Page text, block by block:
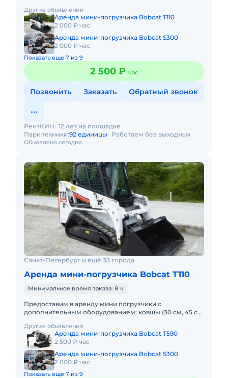
Минимальный заказ спецт
Другие объявления
Аренда мини-погрузчика Bobcat T110
2 000 ₽ час
Аренда мини-погрузчика Bobcat S300
2 000 ₽ час
Показать еще 7 из 9
2 500 ₽ час
Позвонить Заказать Обратный звонок
Обновлено сегодня
РентКИН 12 лет на площадке
Парк техники:92 единицы Работаем без выходных
Санкт-Петербург и ещё 33 города
Аренда мини-погрузчика Bobcat T110
Минимальное время заказа: 8 ч.
Предоставим в аренду мини погрузчики с
дополнительным оборудованием: ковшы (30 см, 45 см,
Минимальный заказ спецт
Другие объявления
Аренда мини-погрузчика Bobcat T590
2 500 ₽ час
Аренда мини-погрузчика Bobcat S300
2 000 ₽ час
Показать еще 7 из 9